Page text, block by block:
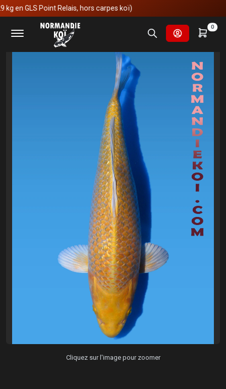
GLS Point Relais, hors carpes koï)
0
Accueil Carpes koï Nisai ginrin yamabuki
Cliquez sur l'image pour zoomer